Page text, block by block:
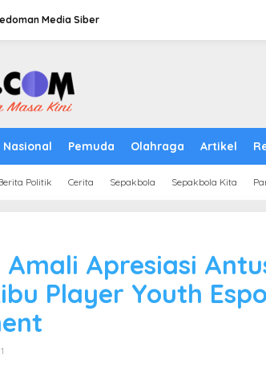
Media Siber
Nasional Pemuda Olahraga Artikel
Politik Cerita Sepakbola Sepakbola Kita
Apresiasi
Player Youth